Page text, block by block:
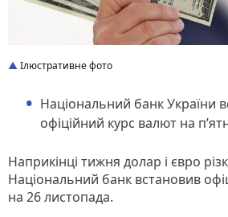
Ілюстративне фото
Національний банк України
офіційний курс валют на
Наприкінці тижня долар і євро
Національний банк встановив
на 26 листопада.